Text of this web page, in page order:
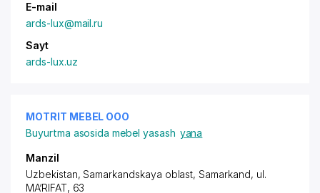
E-mail
ards-lux@mail.ru
Sayt
ards-lux.uz
MOTRIT MEBEL ООО
Buyurtma asosida mebel yasash yana
Manzil
Uzbekistan, Samarkandskaya oblast, Samarkand, ul.
MA‘RIFAT, 63